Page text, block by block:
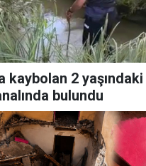
kaybolan 2
bulundu